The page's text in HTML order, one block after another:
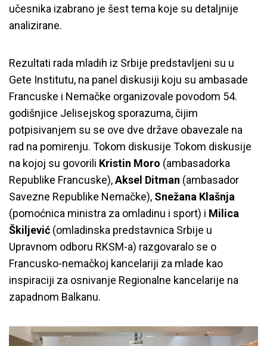
učesnika izabrano je šest tema koje su detaljnije
analizirane.
Rezultati rada mladih iz Srbije predstavljeni su u
Gete Institutu, na panel diskusiji koju su ambasade
Francuske i Nemačke organizovale povodom 54.
godišnjice Jelisejskog sporazuma, čijim
potpisivanjem su se ove dve države obavezale na
rad na pomirenju. Tokom diskusije Tokom diskusije
na kojoj su govorili Kristin Moro (ambasadorka
Republike Francuske),Aksel Ditman (ambasador
Savezne Republike Nemačke), Snežana Klašnja
(pomoćnica ministra za omladinu i sport) i Milica
Škiljević (omladinska predstavnica Srbije u
Upravnom odboru RKSM-a) razgovaralo se o
Francusko-nemačkoj kancelariji za mlade kao
inspiraciji za osnivanje Regionalne kancelarije na
zapadnom Balkanu.